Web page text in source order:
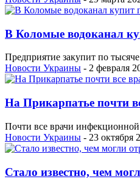
В Коломые водоканал
Предприятие закупит по
Новости Украины - 2 февраля
На Прикарпатье почти
Почти все врачи
Новости Украины - 23 октября
Стало известно, чем